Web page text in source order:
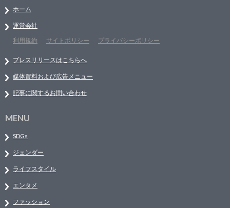
ホーム
運営会社
利用規約
サイトポリシー プライバシーポリシー
プレスリリースはこちらへ
媒体資料および広告メニュー
記事に関するお問い合わせ
MENU
SDGs
ジェンダー
ライフスタイル
エンタメ
ファッション